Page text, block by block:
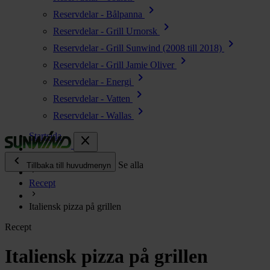
Reservdelar - Bålpanna chevron_right
Reservdelar - Grill Urnorsk chevron_right
Reservdelar - Grill Sunwind (2008 till 2018) chevron_right
Reservdelar - Grill Jamie Oliver chevron_right
Reservdelar - Energi chevron_right
Reservdelar - Vatten chevron_right
Reservdelar - Wallas
chevron_right
close
chevron_left
Tillbaka till huvudmenyn Se alla
Energi
chevron_right
Vatten chevron_right
Startsida
Recept
Italiensk pizza på grillen
Recept
Italiensk pizza på grillen